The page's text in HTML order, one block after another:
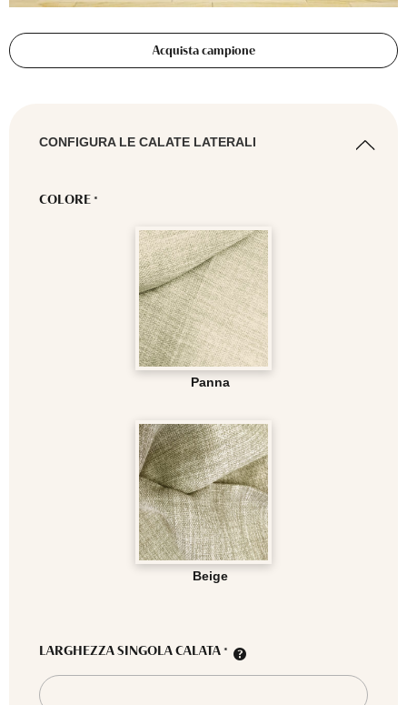
Acquista campione
CONFIGURA LE CALATE LATERALI
COLORE*
Panna
Beige
LARGHEZZA SINGOLA CALATA*